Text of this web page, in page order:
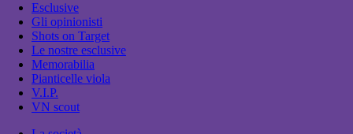
Esclusive
Gli opinionisti
Shots on Target
Le nostre esclusive
Memorabilia
Pianticelle viola
V.I.P.
VN scout